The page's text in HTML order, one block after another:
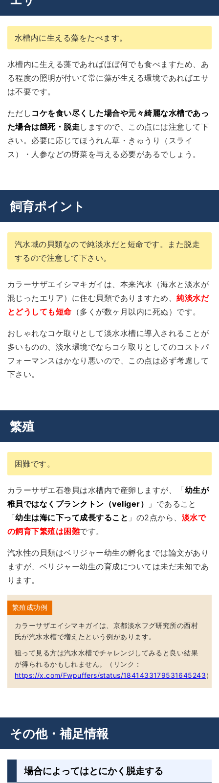
水槽内に生える藻をたべます。
水槽内に生える藻であればほぼ何でも食べますため、あ
る程度の照明が付いて常に藻が生える環境であればエサ
は不要です。
ただし コケを食い尽くした場合や元々綺麗な水槽であっ
た場合は餓死・脱走 しますので、この点には注意して下
さい。必要に応じてほうれん草・きゅうり（スライ
ス）・人参などの野菜を与える必要があるでしょう。
飼育ポイント
汽水域の貝類なので純淡水だと短命です。また脱走
するので注意して下さい。
カラーサザエイシマキガイは、本来汽水（海水と淡水が
混じったエリア）に住む貝類でありますため、純淡水だ
とどうしても短命 （多くが数ヶ月以内に死ぬ）です。
おしゃれなコケ取りとして淡水水槽に導入されることが
多いものの、淡水環境でならコケ取りとしてのコストパ
フォーマンスはかなり悪いので、この点は必ず考慮して
下さい。
繁殖
困難です。
カラーサザエ石巻貝は水槽内で産卵しますが、「幼生が
稚貝ではなくプランクトン（veliger）
」であること
「幼生は海に下って成長すること 」の2点から、 淡水で
の飼育下繁殖は困難です。
汽水性の貝類はベリジャー幼生の孵化までは論文があり
ますが、ベリジャー幼生の育成については未だ未知であ
ります。
繁殖成功例
カラーサザエイシマキガイは、京都淡水フグ研究所の西村
氏が汽水水槽で増えたという例があります。
狙って見る方は汽水水槽でチャレンジしてみると良い結果
が得られるかもしれません。（リンク：
https://x.com/Fwpuffers/status/1841433179531645243）
その他・補足情報
場合によってはとにかく脱走する